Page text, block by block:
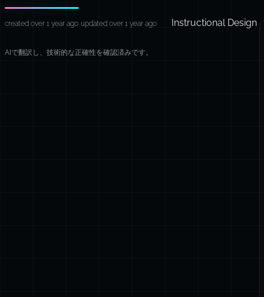
created over 1 year ago updated over 1 year ago Instructional Design
AIで翻訳し、技術的な正確性を確認済みです。